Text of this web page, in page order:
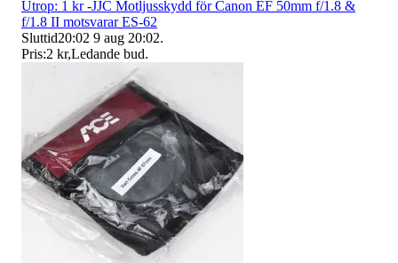
Utrop: 1 kr -JJC Motljusskydd för Canon EF 50mm f/1.8 &
f/1.8 II motsvarar ES-62
Sluttid20:02 9 aug 20:02.
Pris:2 kr,Ledande bud.